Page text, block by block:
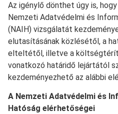
Az igénylő dönthet úgy is,
Nemzeti Adatvédelmi és
(NAIH) vizsgálatát
elutasításának közlésétől, a
elteltétől, illetve a
vonatkozó határidő lejártától
kezdeményezhető az alábbi
A Nemzeti Adatvédelmi és
Hatóság elérhetőségei